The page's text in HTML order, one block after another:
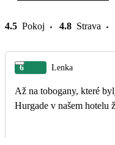
4.5 Pokoj 4.8 Strava
6 Lenka
Až na tobogany, které
Hurgade v našem hotelu